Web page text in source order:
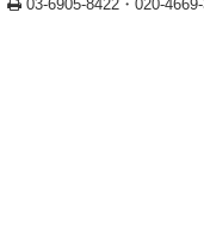
03-6905-8422・020-